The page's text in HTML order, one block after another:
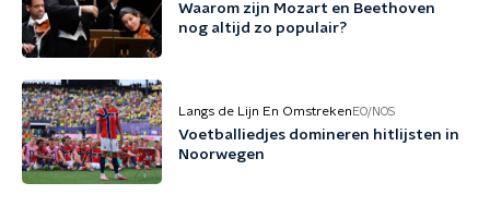
Waarom zijn Mozart en Beethoven
nog altijd zo populair?
Langs de Lijn En Omstreken EO/NOS
Voetballiedjes domineren hitlijsten in
Noorwegen